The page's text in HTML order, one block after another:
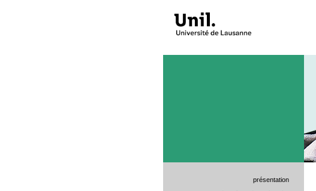
présentation